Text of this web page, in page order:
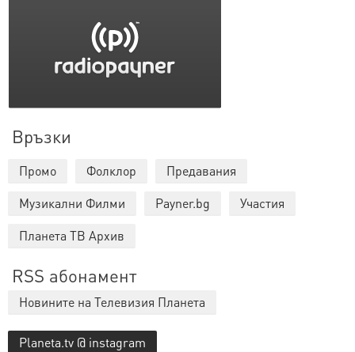
Връзки
Промо Фолклор
Предавания
Музикални Филми
Payner.bg
Участия
Планета ТВ Архив
RSS абонамент
Новините на Телевизия Планета
Planeta.tv @ instagram